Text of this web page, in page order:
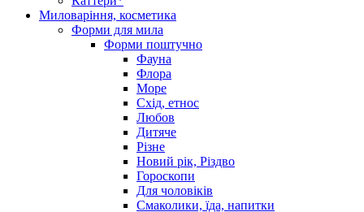
Миловаріння, косметика
Форми для мила
Форми поштучно
Фауна
Флора
Море
Схід, етнос
Любов
Дитяче
Різне
Новий рік, Різдво
Гороскопи
Для чоловіків
Смаколики, їда, напитки